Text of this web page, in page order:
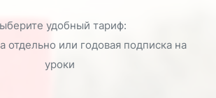
удобный тариф:
отдельно или годовая подписка на
уроки